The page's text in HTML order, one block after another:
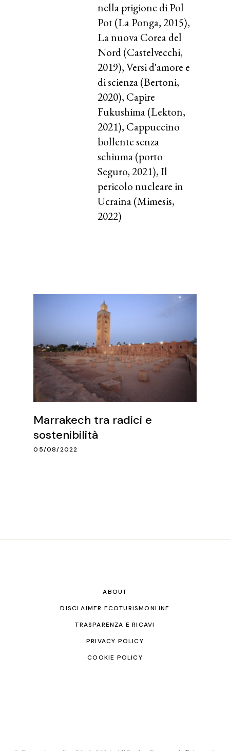
nella prigione di Pol
Pot (La Ponga, 2015),
La nuova Corea del
Nord (Castelvecchi,
2019), Versi d'amore e
di scienza (Bertoni,
2020), Capire
Fukushima (Lekton,
2021), Cappuccino
bollente senza
schiuma (porto
Seguro, 2021), Il
pericolo nucleare in
Ucraina (Mimesis,
2022)
Marrakech tra radici e
sostenibilità
05/08/2022
ABOUT
DISCLAIMER ECOTURISMONLINE
TRASPARENZA E RICAVI
PRIVACY POLICY
COOKIE POLICY